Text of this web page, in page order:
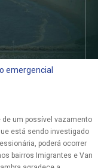
emergencial
de um possível vazamento
está sendo investigado
poderá ocorrer
bairros Imigrantes e Van